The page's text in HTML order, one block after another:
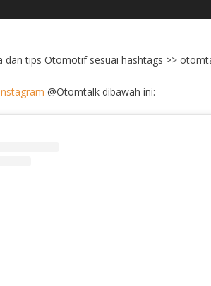
dan tips Otomotif sesuai hashtags >>
@Otomtalk dibawah ini: